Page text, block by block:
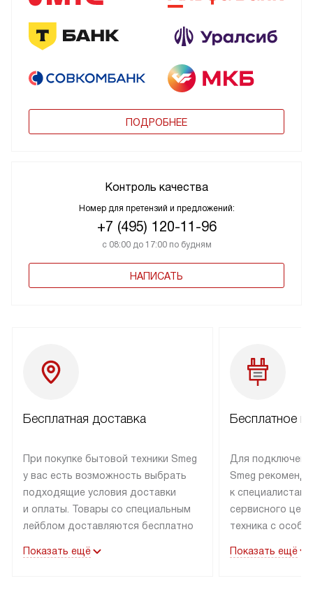
ПОДРОБНЕЕ
Контроль качества
Номер для претензий и предложений:
+7 (495) 120-11-96
с 08:00 до 17:00 по будням
НАПИСАТЬ
Бесплатная доставка
При покупке бытовой техники Smeg
у вас есть возможность выбрать
подходящие условия доставки
и оплаты. Товары со специальным
лейблом доставляются бесплатно
до подъезда. Доставка за пределы
Показать ещё
Бесплатное
Для
Smeg
к специалистам
сервисного
техника с
коммуникациям.
Показать ещё